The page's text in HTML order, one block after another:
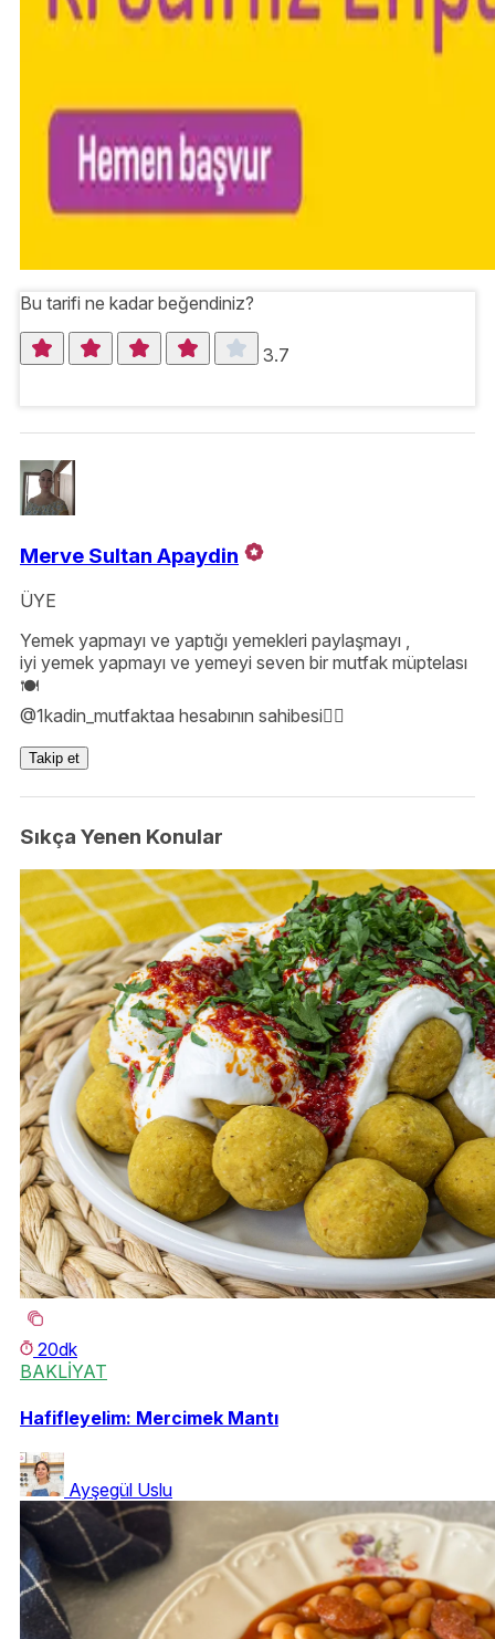
Bu tarifi ne kadar beğendiniz?
3.7
Merve Sultan Apaydin
ÜYE
Yemek yapmayı ve yaptığı yemekleri paylaşmayı ,
iyi yemek yapmayı ve yemeyi seven bir mutfak müptelası
🍽️
@1kadin_mutfaktaa hesabının sahibesi💁‍♀️
Takip et
Sıkça Yenen Konular
20dk
BAKLİYAT
Hafifleyelim: Mercimek Mantı
Ayşegül Uslu